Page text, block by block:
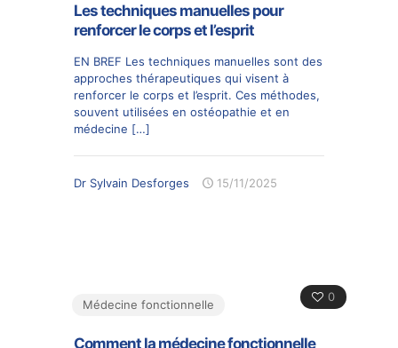
Les techniques manuelles pour
renforcer le corps et l’esprit
EN BREF Les techniques manuelles sont des
approches thérapeutiques qui visent à
renforcer le corps et l’esprit. Ces méthodes,
souvent utilisées en ostéopathie et en
médecine […]
Dr Sylvain Desforges 15/11/2025
0
Médecine fonctionnelle
Comment la médecine fonctionnelle